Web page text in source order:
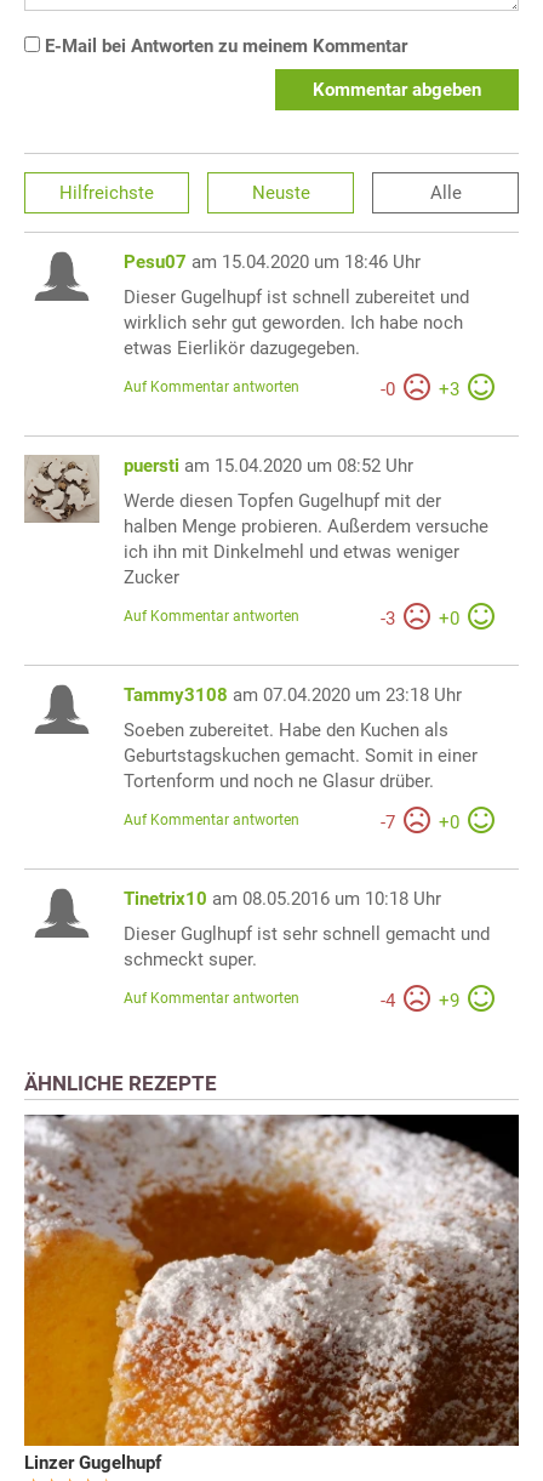
E-Mail bei Antworten zu meinem Kommentar
Kommentar abgeben
Hilfreichste Neuste Alle
Pesu07 am 15.04.2020 um 18:46 Uhr
Dieser Gugelhupf ist schnell zubereitet und
wirklich sehr gut geworden. Ich habe noch
etwas Eierlikör dazugegeben.
-0 +3
Auf Kommentar antworten
puersti am 15.04.2020 um 08:52 Uhr
Werde diesen Topfen Gugelhupf mit der
halben Menge probieren. Außerdem versuche
ich ihn mit Dinkelmehl und etwas weniger
Zucker
-3 +0
Auf Kommentar antworten
Tammy3108 am 07.04.2020 um 23:18 Uhr
Soeben zubereitet. Habe den Kuchen als
Geburtstagskuchen gemacht. Somit in einer
Tortenform und noch ne Glasur drüber.
-7 +0
Auf Kommentar antworten
Tinetrix10 am 08.05.2016 um 10:18 Uhr
Dieser Guglhupf ist sehr schnell gemacht und
schmeckt super.
-4 +9
Auf Kommentar antworten
ÄHNLICHE REZEPTE
Linzer Gugelhupf